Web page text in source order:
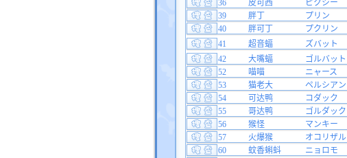
36
皮可西 ピクシー
39
胖丁 プリン
40
胖可丁 プクリン
41
超音蝠 ズバット
42
大嘴蝠 ゴルバット
52
喵喵 ニャース
53
猫老大 ペルシアン
54
可达鸭 コダック
55
哥达鸭 ゴルダック
56
猴怪 マンキー
57
火爆猴 オコリザル
60
蚊香蝌蚪 ニョロモ